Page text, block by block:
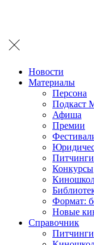
Новости
Материалы
Персона
Подкаст
Афиша
Премии
Питчинги
Конкурсы
Формат:
Новые
Справочник
Питчинги